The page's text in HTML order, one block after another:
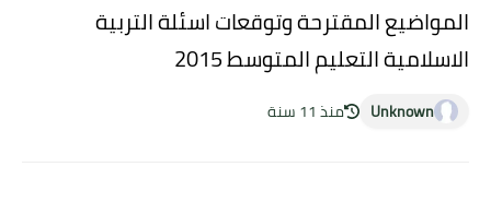
المواضيع المقترحة وتوقعات اسئلة التربية
الاسلامية التعليم المتوسط 2015
Unknown منذ 11 سنة